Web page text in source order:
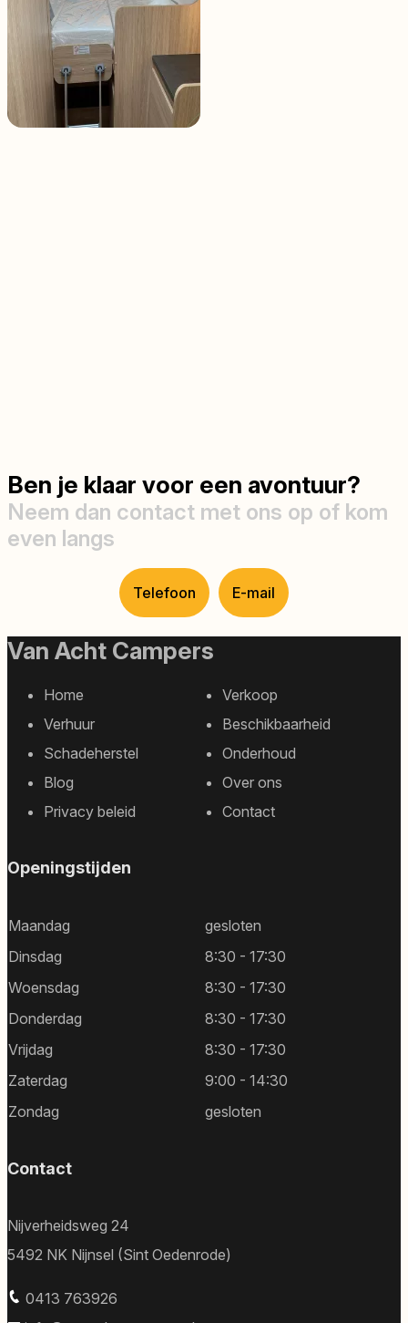
Ben je klaar voor een avontuur?
Neem dan contact met ons op of kom
even langs
Telefoon E-mail
Van Acht Campers
Footer
sitemap
Home
Verkoop
Verhuur
Beschikbaarheid
Schadeherstel
Onderhoud
Blog
Over ons
Privacy beleid
Contact
Openingstijden
Maandag
gesloten
Dinsdag
8:30 - 17:30
Woensdag
8:30 - 17:30
Donderdag
8:30 - 17:30
Vrijdag
8:30 - 17:30
Zaterdag
9:00 - 14:30
Zondag
gesloten
Contact
Nijverheidsweg 24
5492 NK Nijnsel (Sint Oedenrode)
0413 763926